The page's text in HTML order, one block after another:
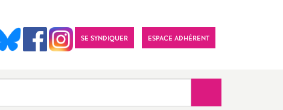
SE SYNDIQUER ESPACE ADHÉRENT